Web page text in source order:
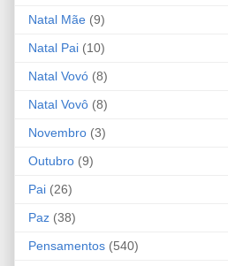
Natal Mãe (9)
Natal Pai (10)
Natal Vovó (8)
Natal Vovô (8)
Novembro (3)
Outubro (9)
Pai (26)
Paz (38)
Pensamentos (540)